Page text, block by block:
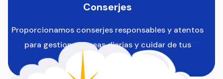
Conserjes
Proporcionamos conserjes responsables y atentos
para gestionar tareas diarias y cuidar de tus
instalaciones.